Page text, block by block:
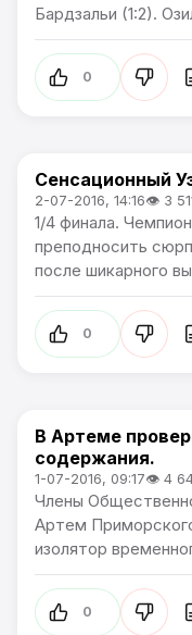
Бардзальи (1:2).
0
Чемпионат Европы
Сенсационный
2-07-2016, 14:16👁 3
1/4 финала.
преподносить
после шикарного
0
Новости Артёма
В Артеме
содержания.
1-07-2016, 09:17👁 4
Члены
Артем
изолятор
0